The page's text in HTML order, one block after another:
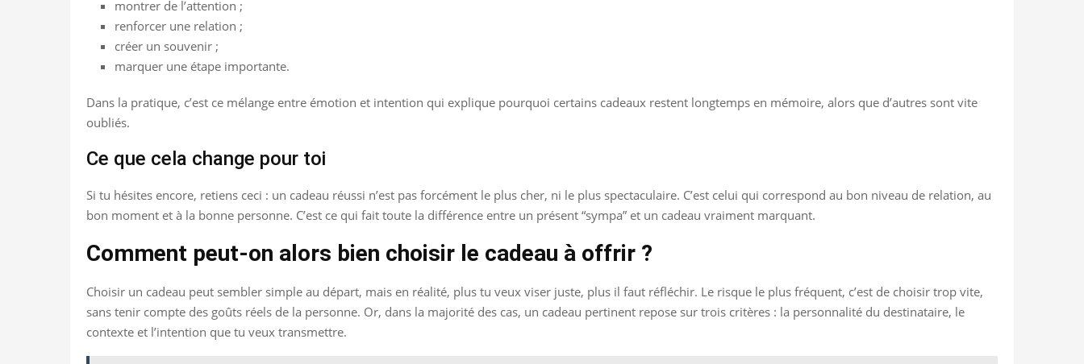
montrer de l’attention ;
renforcer une relation ;
créer un souvenir ;
marquer une étape importante.
Dans la pratique, c’est ce mélange entre émotion et intention qui explique pourquoi certains cadeaux restent longtemps en mémoire, alors que d’autres sont vite
oubliés.
Ce que cela change pour toi
Si tu hésites encore, retiens ceci : un cadeau réussi n’est pas forcément le plus cher, ni le plus spectaculaire. C’est celui qui correspond au bon niveau de relation, au
bon moment et à la bonne personne. C’est ce qui fait toute la différence entre un présent “sympa” et un cadeau vraiment marquant.
Comment peut-on alors bien choisir le cadeau à offrir ?
Choisir un cadeau peut sembler simple au départ, mais en réalité, plus tu veux viser juste, plus il faut réfléchir. Le risque le plus fréquent, c’est de choisir trop vite,
sans tenir compte des goûts réels de la personne. Or, dans la majorité des cas, un cadeau pertinent repose sur trois critères : la personnalité du destinataire, le
contexte et l’intention que tu veux transmettre.